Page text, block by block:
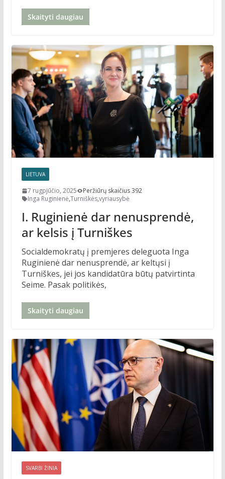
Skaityti daugiau
LIETUVA
7 rugpjūčio, 2025
Peržiūrų skaičius 392
Inga Ruginienė,Turniškės,vyriausybė
I. Ruginienė dar nenusprendė,
ar kelsis į Turniškes
Socialdemokratų į premjeres deleguota Inga
Ruginienė dar nenusprendė, ar keltųsi į
Turniškes, jei jos kandidatūra būtų patvirtinta
Seime. Pasak politikės,
Skaityti daugiau
SVARBI ŽINIA